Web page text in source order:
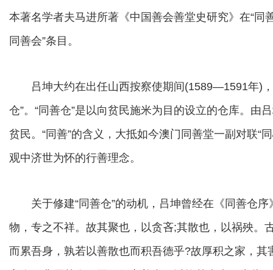
本著名学者夫马进所著《中国善会善堂史研究》在“同
同善会”条目。
吕坤大约在出任山西按察使期间(1589—1591年)，
仓”。“同善仓”是以向贫民施米为目的设立的仓库。由
贫民。“同善”的含义，大抵如今澳门同善堂一副对联“
观中济世为怀的行善理念。
关于修建“同善仓”的动机，吕坤曾经在《同善仓序
物，专之不祥。故其聚也，以贪吝;其散也，以祸殃。
而累吾身，孰若以善散也而积吾德乎?故厚积之家，